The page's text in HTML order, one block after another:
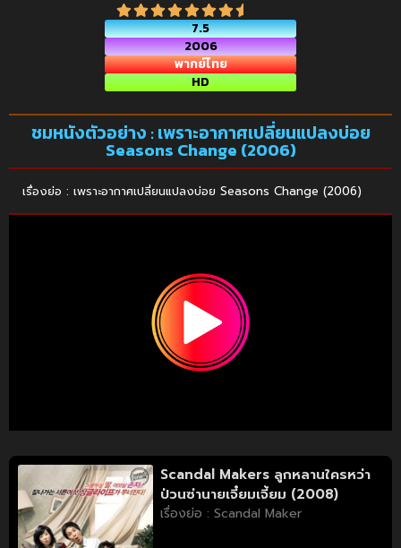
7.5
2006
พากย์ไทย
HD
ชมหนังตัวอย่าง : เพราะอากาศเปลี่ยนแปลงบ่อย
Seasons Change (2006)
เรื่องย่อ : เพราะอากาศเปลี่ยนแปลงบ่อย Seasons Change (2006)
Scandal Makers ลูกหลานใครหว่า
ป่วนซ่านายเจี๋ยมเจี้ยม (2008)
เรื่องย่อ : Scandal Maker